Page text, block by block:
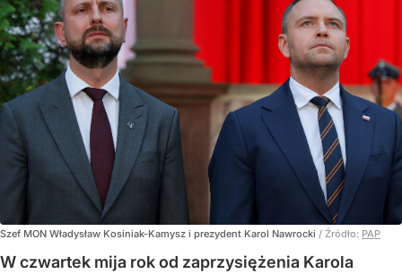
Szef MON Władysław Kosiniak-Kamysz i prezydent Karol Nawrocki / Źródło: PAP
W czwartek mija rok od zaprzysiężenia Karola